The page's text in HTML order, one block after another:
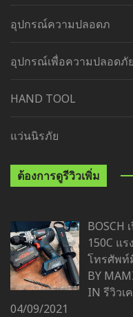
อุปกรณ์ความปลอดภ
อุปกรณ์เพื่อความปลอดภัย
HAND TOOL
แว่นนิรภัย
ต้องการดูรีวิวเพิ่ม
BOSCH
150C แ
โทรศัพท์
BY
IN รีวิวเ
04/09/2021